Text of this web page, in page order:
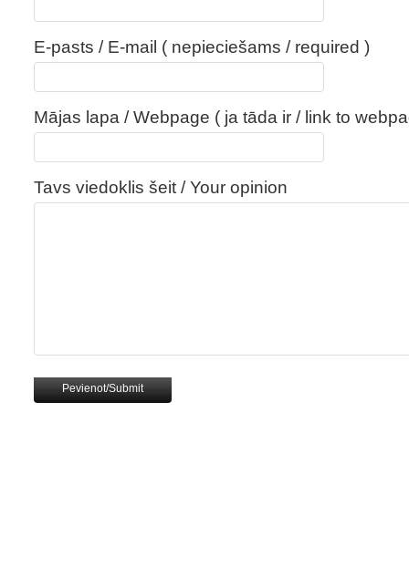
E-pasts / E-mail ( nepieciešams / required )
Mājas lapa / Webpage ( ja tāda ir / link to
Tavs viedoklis šeit / Your opinion